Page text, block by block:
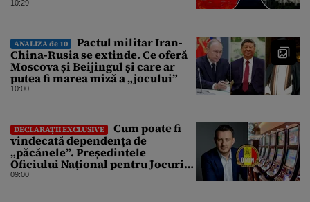
pentru Gândul
10:29
ANALIZA de 10
Pactul militar Iran-
China-Rusia se extinde. Ce oferă
Moscova și Beijingul și care ar
putea fi marea miză a „jocului”
10:00
DECLARAȚII EXCLUSIVE
Cum poate fi
vindecată dependența de
„păcănele”. Președintele
Oficiului Național pentru Jocuri
de Noroc propune o ordonanță de
09:00